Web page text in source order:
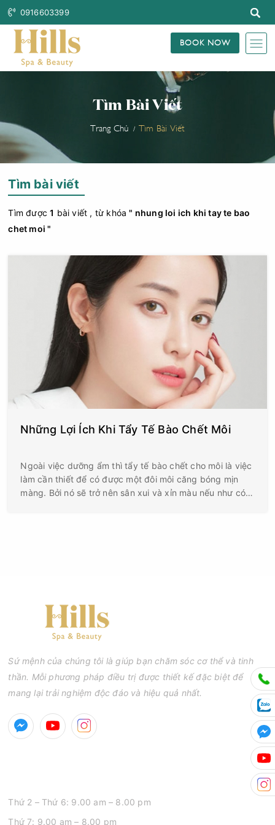
0916603399
BOOK NOW
Tìm Bài Viết
Trang Chủ Tìm Bài Viết
Tìm bài viết
Tìm được1 bài viết , từ khóa" nhung loi ich khi tay te bao
chet moi "
Những Lợi Ích Khi Tẩy Tế Bào Chết Môi
Ngoài việc dưỡng ẩm thì tẩy tế bào chết cho môi là việc
làm cần thiết để có được một đôi môi căng bóng mịn
màng. Bởi nó sẽ trở nên sân xui và xỉn màu nếu như có
Sứ mệnh của chúng tôi là giúp bạn chăm sóc cơ thể và tinh
thần. Mỗi phương pháp điều trị được thiết kế đặc biệt để
mang lại trải nghiệm độc đáo và hiệu quả nhất.
Thứ 2 – Thứ 6: 9.00 am – 8.00 pm
Thứ 7: 9.00 am – 8.00 pm